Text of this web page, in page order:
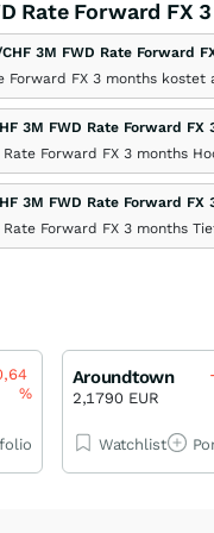
Rate Forward FX
3M FWD Rate Forward
Forward FX 3 months
3M FWD Rate Forward FX
Rate Forward FX 3 months
3M FWD Rate Forward FX
Rate Forward FX 3 months
%
Aroundtown
2,1790 EUR
Watchlist